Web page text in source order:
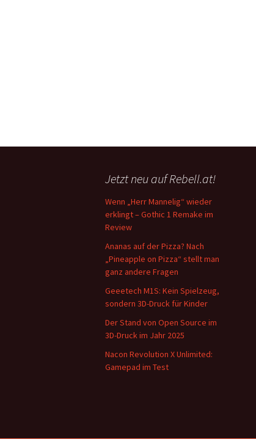
Jetzt neu auf Rebell.at!
Wenn „Herr Mannelig“ wieder
erklingt – Gothic 1 Remake im
Review
Ananas auf der Pizza? Nach
„Pineapple on Pizza“ stellt man
ganz andere Fragen
Geeetech M1S: Kein Spielzeug,
sondern 3D-Druck für Kinder
Der Stand von Open Source im
3D-Druck im Jahr 2025
Nacon Revolution X Unlimited:
Gamepad im Test